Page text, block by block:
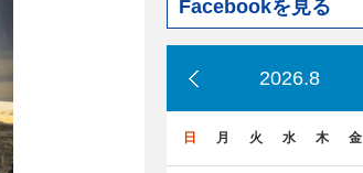
Facebookを見る
2026.8
日 月 火 水 木 金